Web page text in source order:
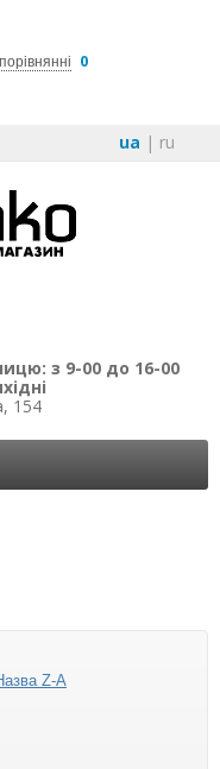
0
ua | ru
з 9-00 до 16-00
154
Z-A